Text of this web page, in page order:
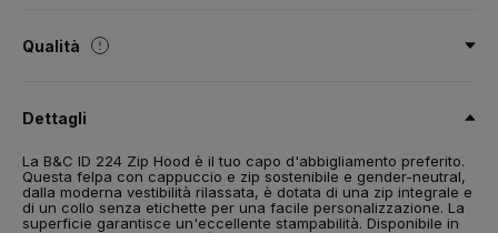
Qualità
XS,S, M,L, XL, 2XL, 3XL,4XL*, 5XL*
Peso
280 g/m²
Dettagli
La B&C ID 224 Zip Hood è il tuo capo d'abbigliamento preferito.
Questa felpa con cappuccio e zip sostenibile e gender-neutral,
dalla moderna vestibilità rilassata, è dotata di una zip integrale e
di un collo senza etichette per una facile personalizzazione. La
superficie garantisce un'eccellente stampabilità. Disponibile in